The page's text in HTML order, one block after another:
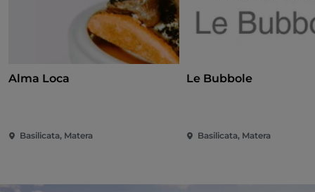
Alma Loca
Basilicata, Matera
Le Bubbole
Basilicata, Matera